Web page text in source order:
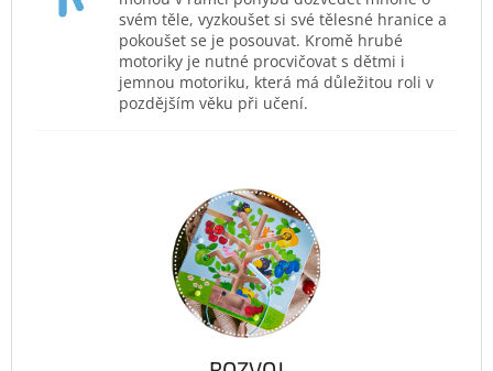
svém těle, vyzkoušet si své tělesné hranice a
pokoušet se je posouvat. Kromě hrubé
motoriky je nutné procvičovat s dětmi i
jemnou motoriku, která má důležitou roli v
pozdějším věku při učení.